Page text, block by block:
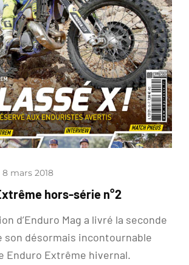
8 mars 2018
hors-série n°2
d’Enduro Mag a livré la seconde
son désormais incontournable
Enduro Extrême hivernal.